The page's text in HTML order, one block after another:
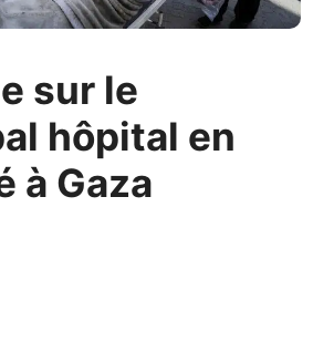
sur le
hôpital en
à Gaza